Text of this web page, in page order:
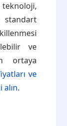
standart
ve
ortaya
ve
.